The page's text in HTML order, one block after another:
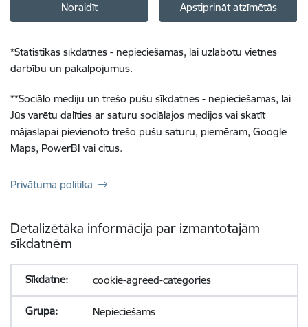
Noraidīt Apstiprināt atzīmētās
*Statistikas sīkdatnes - nepieciešamas, lai uzlabotu vietnes
darbību un pakalpojumus.
**Sociālo mediju un trešo pušu sīkdatnes - nepieciešamas, lai
Jūs varētu dalīties ar saturu sociālajos medijos vai skatīt
mājaslapai pievienoto trešo pušu saturu, piemēram, Google
Maps, PowerBI vai citus.
Privātuma politika
Detalizētāka informācija par izmantotajām
sīkdatnēm
cookie-agreed-categories
Nepieciešams